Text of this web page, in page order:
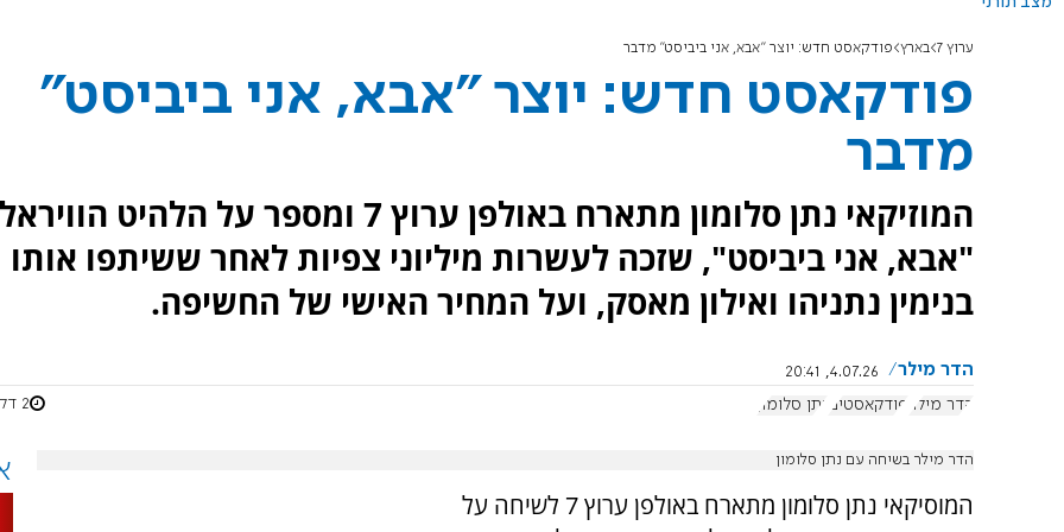
ערוץ 7 בארץ פודקאסט חדש: יוצר "אבא, אני ביביסט" מדבר
פודקאסט חדש: יוצר "אבא, אני ביביסט"
מדבר
המוזיקאי נתן סלומון מתארח באולפן ערוץ 7 ומספר על הלהיט
"אבא, אני ביביסט", שזכה לעשרות מיליוני צפיות לאחר ששיתפו אותו
בנימין נתניהו ואילון מאסק, ועל המחיר האישי של החשיפה.
הדר מילר
4.07.26, 20:41
הדר מילר פודקאסטים נתן סלומון 2 דקות
הדר מילר בשיחה עם נתן סלומון
המוסיקאי נתן סלומון מתארח באולפן ערוץ 7 לשיחה על